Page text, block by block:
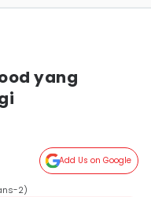
yang
Add Us on Google
2)